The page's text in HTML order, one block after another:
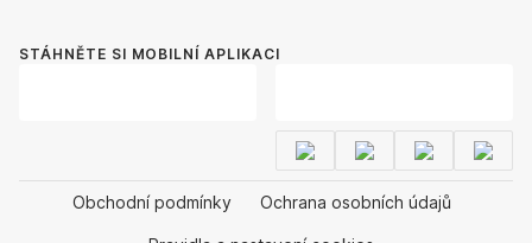
STÁHNĚTE SI MOBILNÍ APLIKACI
Obchodní podmínky Ochrana osobních údajů